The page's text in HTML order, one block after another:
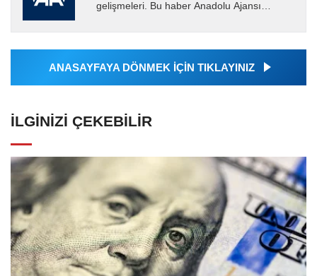
gelişmeleri. Bu haber Anadolu Ajansı
tarafından geçilen tüm...
ANASAYFAYA DÖNMEK İÇİN TIKLAYINIZ
İLGINIZI ÇEKEBILIR